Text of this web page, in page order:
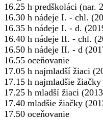
16.25 h predškoláci (nar.
16.30 h nádeje I. - chl.
16.35 h nádeje I. - d.
16.40 h nádeje II. - chl.
16.50 h nádeje II. - d
16.55 oceňovanie
17.05 h najmladší žiaci
17.15 h najmladšie
17.25 h mladší žiaci
17.40 mladšie žiačky
17.50 oceňovanie